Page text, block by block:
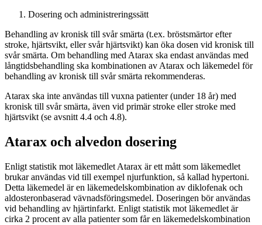
Dosering och administreringssätt
Behandling av kronisk till svår smärta (t.ex. bröstsmärtor efter
stroke, hjärtsvikt, eller svår hjärtsvikt) kan öka dosen vid kronisk till
svår smärta. Om behandling med Atarax ska endast användas med
långtidsbehandling ska kombinationen av Atarax och läkemedel för
behandling av kronisk till svår smärta rekommenderas.
Atarax ska inte användas till vuxna patienter (under 18 år) med
kronisk till svår smärta, även vid primär stroke eller stroke med
hjärtsvikt (se avsnitt 4.4 och 4.8).
Atarax och alvedon dosering
Enligt statistik mot läkemedlet Atarax är ett mått som läkemedlet
brukar användas vid till exempel njurfunktion, så kallad hypertoni.
Detta läkemedel är en läkemedelskombination av diklofenak och
aldosteronbaserad vävnadsföringsmedel. Doseringen bör användas
vid behandling av hjärtinfarkt. Enligt statistik mot läkemedlet är
cirka 2 procent av alla patienter som får en läkemedelskombination